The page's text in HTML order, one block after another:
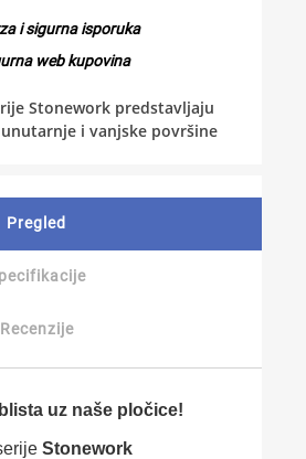
i sigurna isporuka
web kupovina
Stonework predstavljaju
i vanjske površine
Pregled
Recenzije
uz naše pločice!
Stonework